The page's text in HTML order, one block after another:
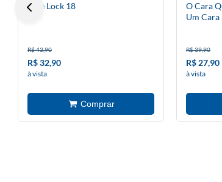
Blue Lock 18
R$ 43,90
R$ 32,90
à vista
O Cara
Um Cara
R$ 39,90
R$ 27,90
à vista